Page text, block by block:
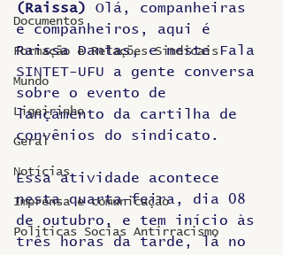
Documentos
Formação e Relações Sindicais
Mundo
Ligeirinho
Geral
Notícias
Imprensa e comunicação
Politicas Socias Antirracismo
(Raissa)
Olá, companheiras
e companheiros, aqui é
Raissa Dantas, e neste Fala
SINTET-UFU a gente conversa
sobre o evento de
lançamento da cartilha de
convênios do sindicato.
Essa atividade acontece
nesta quarta-feira, dia 08
de outubro, e tem início às
três horas da tarde, lá no